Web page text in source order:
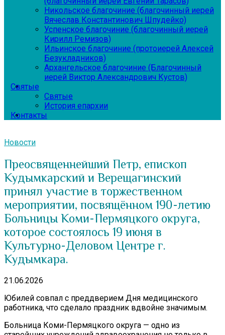
Никольское благочиние (благочинный иерей
Вячеслав Константинович Шпудейко)
Успенское благочиние (благочинный иерей
Кирилл Ремизов)
Ильинское благочиние (протоиерей Алексей
Безукладников)
Архангельское благочиние (Благочинный
иерей Виктор Александрович Кустов)
Святые
Святые
История епархии
Контакты
Новости
Преосвященнейший Петр, епископ
Кудымкарский и Верещагинский
принял участие в торжественном
мероприятии, посвящённом 190-летию
Больницы Коми-Пермяцкого округа,
которое состоялось 19 июня в
Культурно-Деловом Центре г.
Кудымкара.
21.06.2026
Юбилей совпал с преддверием Дня медицинского
работника, что сделало праздник вдвойне значимым.
Больница Коми-Пермяцкого округа — одно из